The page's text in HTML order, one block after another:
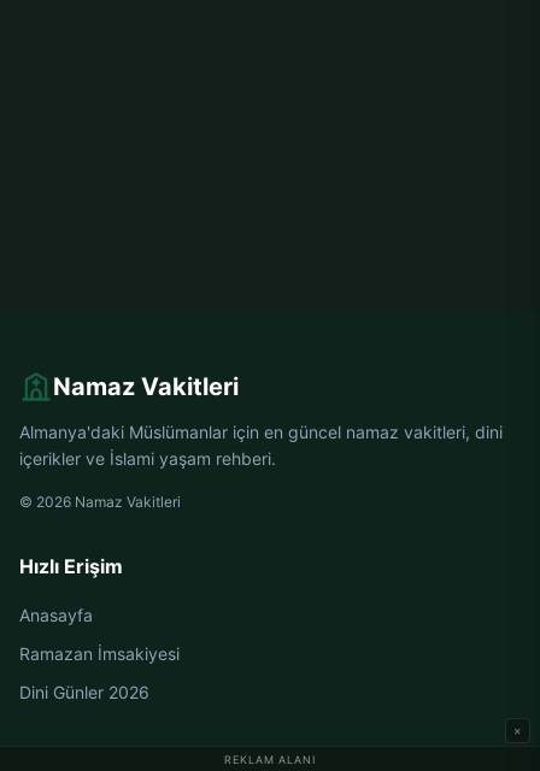
REKLAM ALANI
×
Namaz Vakitleri
Almanya'daki Müslümanlar için en güncel namaz vakitleri, dini
içerikler ve İslami yaşam rehberi.
© 2026 Namaz Vakitleri
Hızlı Erişim
Anasayfa
Ramazan İmsakiyesi
Dini Günler 2026